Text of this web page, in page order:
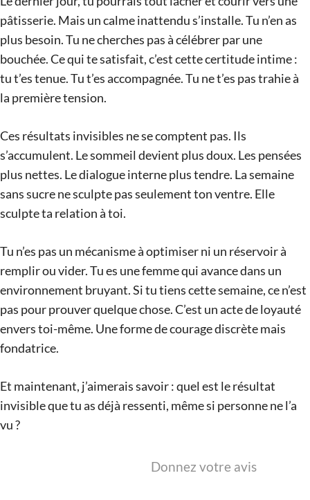
pâtisserie. Mais un calme inattendu s’installe. Tu n’en as
plus besoin. Tu ne cherches pas à célébrer par une
bouchée. Ce qui te satisfait, c’est cette certitude intime :
tu t’es tenue. Tu t’es accompagnée. Tu ne t’es pas trahie à
la première tension.
Ces résultats invisibles ne se comptent pas. Ils
s’accumulent. Le sommeil devient plus doux. Les pensées
plus nettes. Le dialogue interne plus tendre. La semaine
sans sucre ne sculpte pas seulement ton ventre. Elle
sculpte ta relation à toi.
Tu n’es pas un mécanisme à optimiser ni un réservoir à
remplir ou vider. Tu es une femme qui avance dans un
environnement bruyant. Si tu tiens cette semaine, ce n’est
pas pour prouver quelque chose. C’est un acte de loyauté
envers toi-même. Une forme de courage discrète mais
fondatrice.
Et maintenant, j’aimerais savoir : quel est le résultat
invisible que tu as déjà ressenti, même si personne ne l’a
vu ?
Donnez votre avis